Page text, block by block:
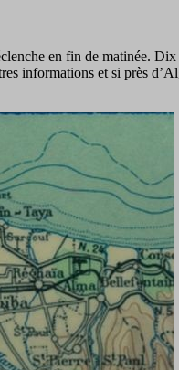
en fin de matinée. Dix
informations et si près